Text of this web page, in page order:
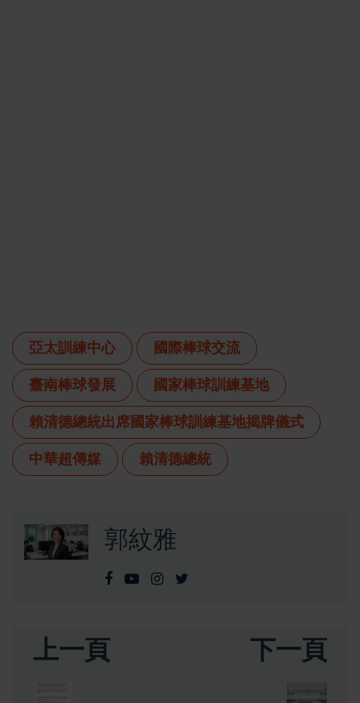
亞太訓練中心 國際棒球交流
臺南棒球發展 國家棒球訓練基地
賴清德總統出席國家棒球訓練基地揭牌儀式
中華超傳媒 賴清德總統
郭紋雅
上一頁 下一頁